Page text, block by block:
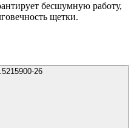
бесшумную работу,
щетки.
26